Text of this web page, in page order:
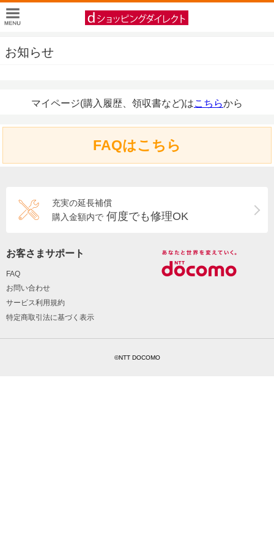
お知らせ
マイページ(購入履歴、領収書など)はこちらから
FAQはこちら
充実の延長補償
購入金額内で 何度でも修理OK
お客さまサポート
FAQ
お問い合わせ
サービス利用規約
特定商取引法に基づく表示
©NTT DOCOMO